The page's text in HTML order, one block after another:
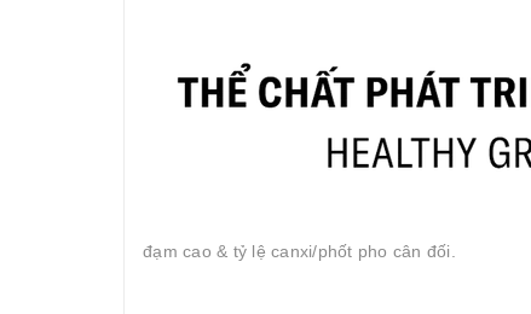
đạm cao & tỷ lệ canxi/phốt pho cân đối.